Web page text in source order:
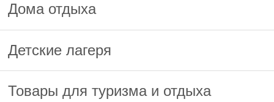
Дома отдыха
Детские лагеря
Товары для туризма и отдыха